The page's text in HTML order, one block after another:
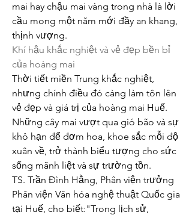
mai hay chậu mai vàng trong nhà là lời
cầu mong một năm mới đầy an khang,
thịnh vượng.
Khí hậu khắc nghiệt và vẻ đẹp bền bỉ
của hoàng mai
Thời tiết miền Trung khắc nghiệt,
nhưng chính điều đó càng làm tôn lên
vẻ đẹp và giá trị của hoàng mai Huế.
Những cây mai vượt qua gió bão và sự
khô hạn để đơm hoa, khoe sắc mỗi độ
xuân về, trở thành biểu tượng cho sức
sống mãnh liệt và sự trường tồn.
TS. Trần Đình Hằng, Phân viện trưởng
Phân viện Văn hóa nghệ thuật Quốc gia
tại Huế, cho biết:"Trong lịch sử,